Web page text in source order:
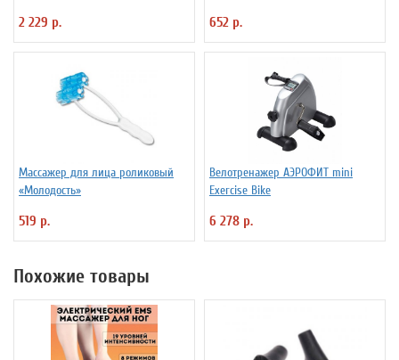
2 229 р. 652 р.
Массажер для лица роликовый
«Молодость»
519 р.
Велотренажер АЭРОФИТ mini
Exercise Bike
6 278 р.
Похожие товары